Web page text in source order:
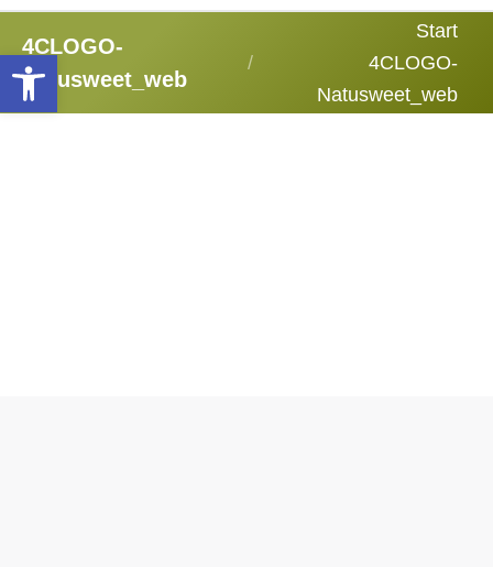
4CLOGO-
Natusweet_web
Sie befinden sich hier:
Start
4CLOGO-
Natusweet_web
Werkzeugleiste öffnen